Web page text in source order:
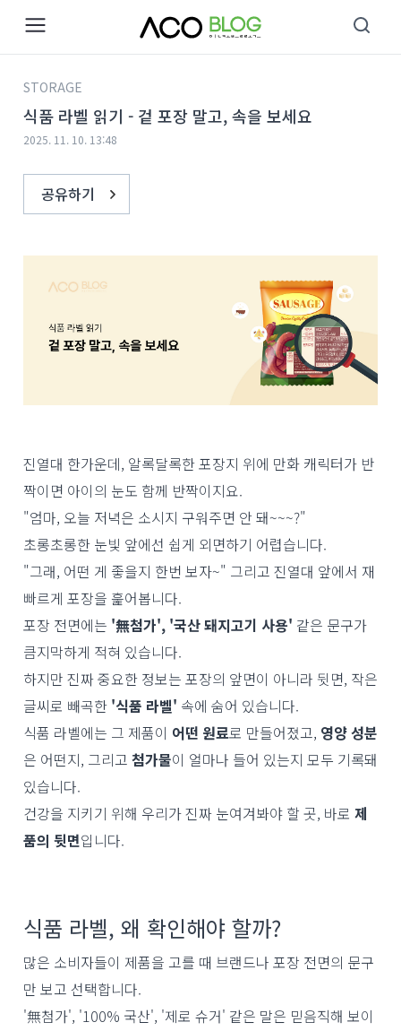
STORAGE
식품 라벨 읽기 - 겉 포장 말고, 속을 보세요
2025. 11. 10. 13:48
공유하기
진열대 한가운데, 알록달록한 포장지 위에 만화 캐릭터가 반
짝이면 아이의 눈도 함께 반짝이지요.
"엄마, 오늘 저녁은 소시지 구워주면 안 돼~~~?"
초롱초롱한 눈빛 앞에선 쉽게 외면하기 어렵습니다.
"그래, 어떤 게 좋을지 한번 보자~" 그리고 진열대 앞에서 재
빠르게 포장을 훑어봅니다.
포장 전면에는 '無첨가', '국산 돼지고기 사용' 같은 문구가
큼지막하게 적혀 있습니다.
하지만 진짜 중요한 정보는 포장의 앞면이 아니라 뒷면, 작은
글씨로 빼곡한 '식품 라벨' 속에 숨어 있습니다.
식품 라벨에는 그 제품이 어떤 원료로 만들어졌고, 영양 성분
은 어떤지, 그리고 첨가물이 얼마나 들어 있는지 모두 기록돼
있습니다.
건강을 지키기 위해 우리가 진짜 눈여겨봐야 할 곳, 바로 제
품의 뒷면입니다.
식품 라벨, 왜 확인해야 할까?
많은 소비자들이 제품을 고를 때 브랜드나 포장 전면의 문구
만 보고 선택합니다.
'無첨가', '100% 국산', '제로 슈거' 같은 말은 믿음직해 보이